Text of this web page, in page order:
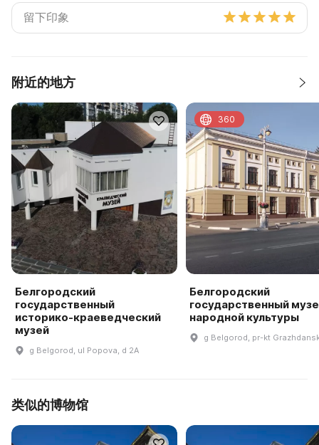
附近的地方
Белгородский
государственный
историко-краеведческий
музей
g Belgorod, ul Popova, d 2A
Белгородский
государственный
народной культуры
g Belgorod, pr-kt
360
类似的博物馆